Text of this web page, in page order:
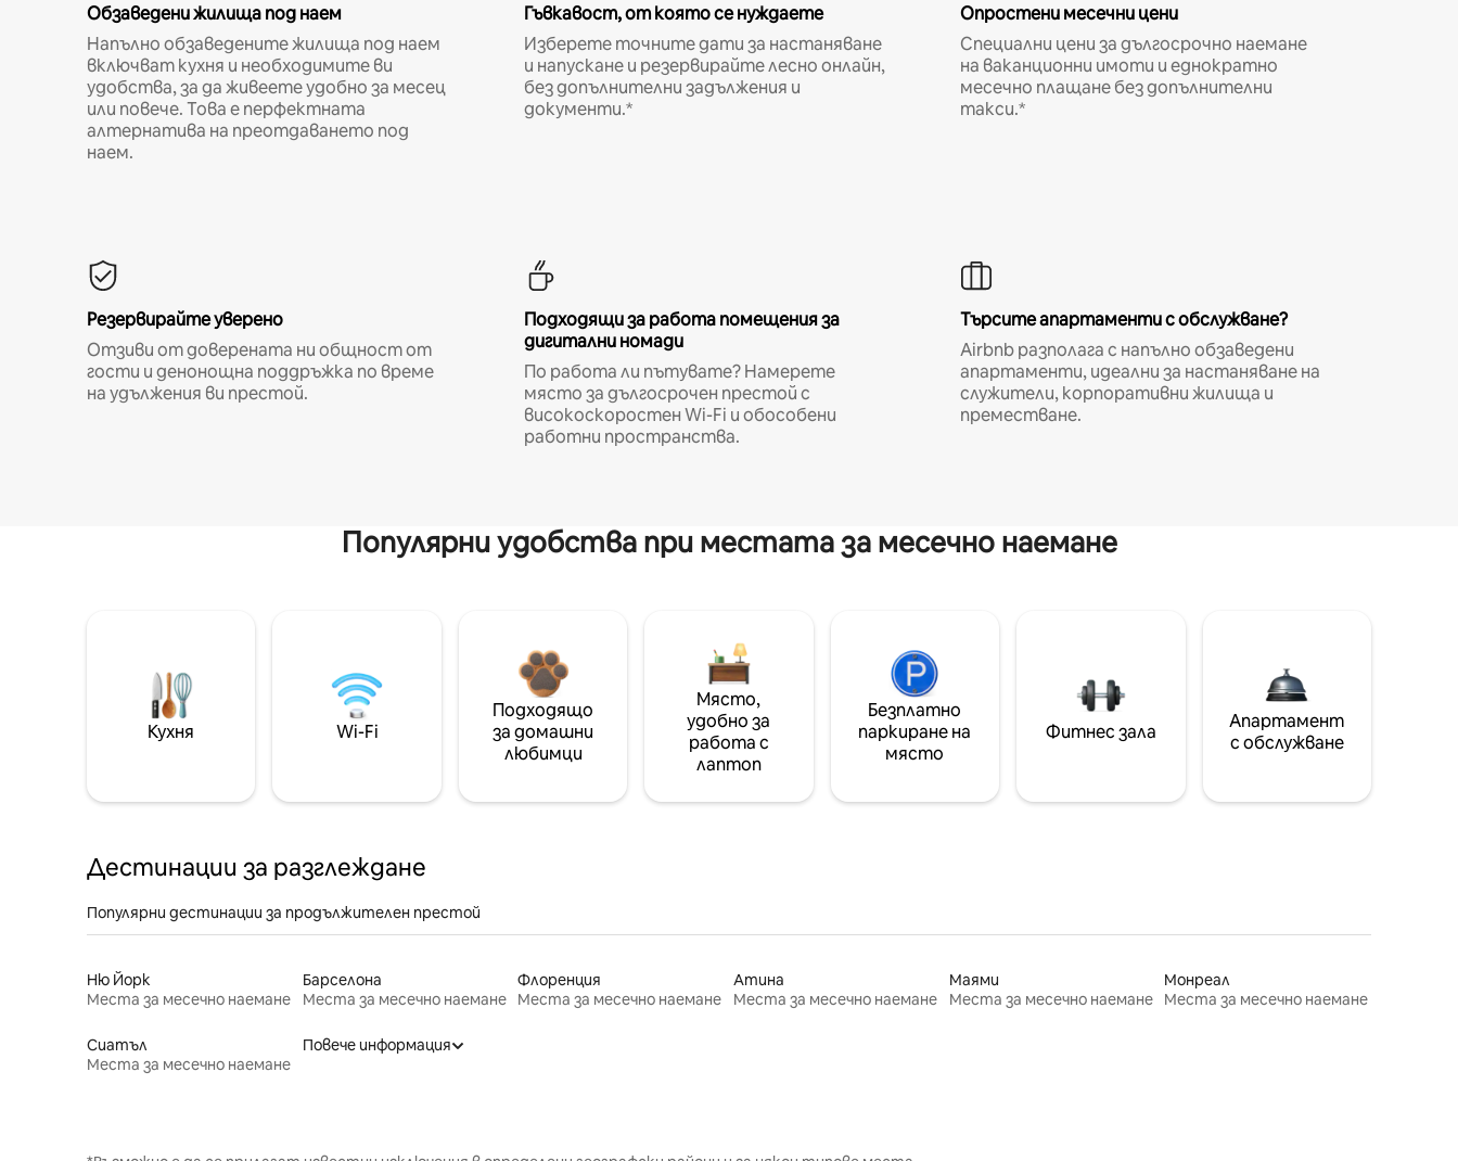
Обзаведени жилища под наем
Напълно обзаведените жилища под наем
включват кухня и необходимите ви
удобства, за да живеете удобно за месец
или повече. Това е перфектната
алтернатива на преотдаването под
наем.
Гъвкавост, от която се нуждаете
Изберете точните дати за настаняване
и напускане и резервирайте лесно онлайн,
без допълнителни задължения и
документи.*
Опростени месечни цени
Специални цени за дългосрочно наемане
на ваканционни имоти и еднократно
месечно плащане без допълнителни
такси.*
Резервирайте уверено
Отзиви от доверената ни общност от
гости и денонощна поддръжка по време
на удължения ви престой.
Подходящи за работа помещения за
дигитални номади
По работа ли пътувате? Намерете
място за дългосрочен престой с
високоскоростен Wi-Fi и обособени
работни пространства.
Търсите апартаменти с обслужване?
Airbnb разполага с напълно обзаведени
апартаменти, идеални за настаняване на
служители, корпоративни жилища и
преместване.
Популярни удобства при местата за месечно наемане
Кухня Wi-Fi
Подходящо
за домашни
любимци
Място,
удобно за
работа с
лаптоп
Безплатно
паркиране на
място
Фитнес зала
Апартамент
с обслужване
Дестинации за разглеждане
Популярни дестинации за продължителен престой
Ню Йорк
Места за месечно наемане
Барселона
Места за месечно наемане
Флоренция
Места за месечно наемане
Атина
Места за месечно наемане
Маями
Места за месечно наемане
Монреал
Места за месечно наемане
Сиатъл
Места за месечно наемане
Повече информация